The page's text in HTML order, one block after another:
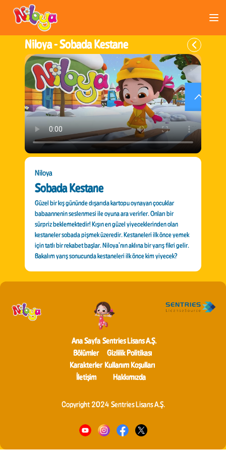
Niloya -Sobada Kestane
Niloya
Sobada Kestane
Güzel bir kış gününde dışarıda kartopu oynayan çocuklar
babaannenin seslenmesi ile oyuna ara verirler. Onları bir
sürpriz beklemektedir! Kışın en güzel yiyeceklerinden olan
kestaneler sobada pişmek üzeredir. Kestaneleri ilk önce yemek
için tatlı bir rekabet başlar. Niloya’nın aklına bir yarış fikri gelir.
Bakalım yarış sonucunda kestaneleri ilk önce kim yiyecek?
Ana Sayfa
Bölümler
Karakterler
İletişim
Sentries Lisans A.Ş.
Gizlilik Politikası
Kullanım Koşulları
Hakkımızda
Copyright 2024 Sentries Lisans A.Ş.